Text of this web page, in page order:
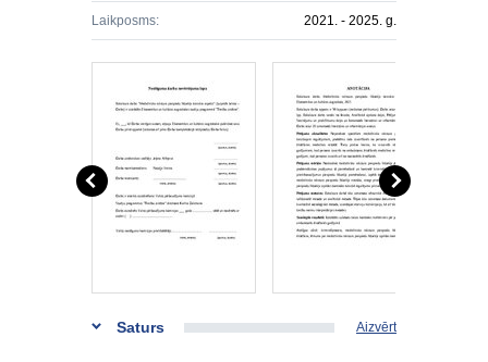
Laikposms: 2021. - 2025. g.
Saturs Aizvērt